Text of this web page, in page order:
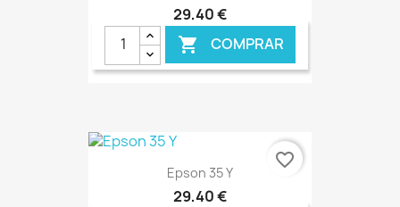
29,40 €
 COMPRAR
€ ONLINE
Epson 35 Y
29,40 €
favorite_border